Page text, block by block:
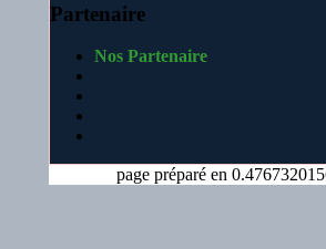
Partenaire
Nos Partenaire
page préparé en